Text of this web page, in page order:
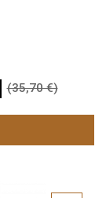
(35,70 €)